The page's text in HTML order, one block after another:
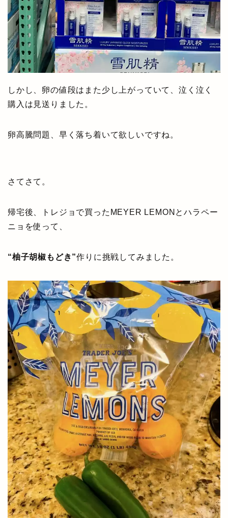
しかし、卵の値段はまた少し上がっていて、泣く泣く
購入は見送りました。
卵高騰問題、早く落ち着いて欲しいですね。
さてさて。
帰宅後、トレジョで買ったMEYER LEMONとハラペー
ニョを使って、
“柚子胡椒もどき”作りに挑戦してみました。